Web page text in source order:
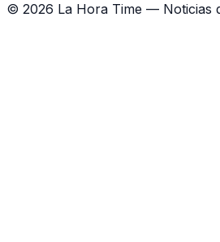
© 2026 La Hora Time — Noticias